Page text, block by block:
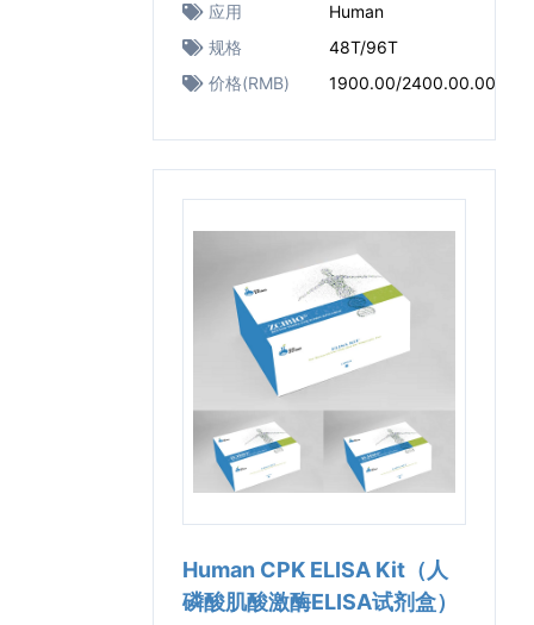
应用
Human
规格
48T/96T
价格(RMB)
1900.00/2400.00.00
Human CPK ELISA Kit（人
磷酸肌酸激酶ELISA试剂盒）